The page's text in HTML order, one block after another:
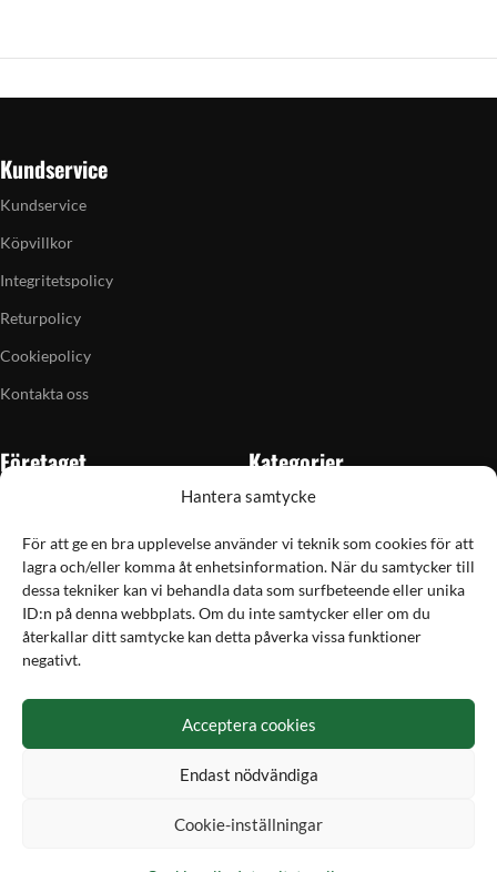
Hantera samtycke
För att ge en bra upplevelse använder vi teknik som cookies för att
lagra och/eller komma åt enhetsinformation. När du samtycker till
dessa tekniker kan vi behandla data som surfbeteende eller unika
ID:n på denna webbplats. Om du inte samtycker eller om du
återkallar ditt samtycke kan detta påverka vissa funktioner
negativt.
Acceptera cookies
Endast nödvändiga
Cookie-inställningar
Kundservice
Kundservice
Köpvillkor
Integritetspolicy
Returpolicy
Cookiepolicy
Kontakta oss
Företaget
Butiken i Vellinge
Artiklar
Grain till gram-kalkylator
Kampanjer
Kategorier
Skytte
Jakt & fiske
Handladdning
Optik
Utrustning